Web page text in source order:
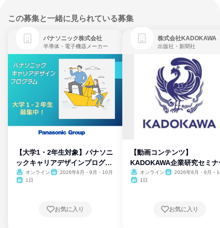
この募集と一緒に見られている募集
パナソニック株式会社
半導体・電子機器メーカー
【大学1・2年生対象】パナソニ
ックキャリアデザインプログラ
ム
オンライン
2026年8月・9月・10月
1日
お気に入り
株式会社KADOKAWA
出版社・新聞社
【動画コンテンツ】
KADOKAWA企業研究セミナ
オンライン
2026年8月・9月・
1日
お気に入り